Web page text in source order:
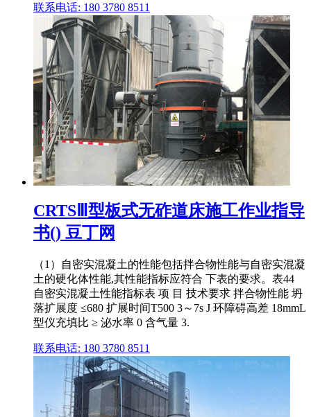
联系电话: 180 3780 8511
CRTSⅢ型板式无砟道床施工作业指导
书() 豆丁网
（1）自密实混凝土的性能包括拌合物性能与自密实混凝
土的硬化体性能,其性能指标应符合 下表的要求。表44
自密实混凝土性能指标表 项 目 技术要求 拌合物性能 坍
落扩展度 ≤680 扩展时间T500 3～7s J 环障碍高差 18mmL
型仪充填比 ≥ 泌水率 0 含气量 3.
联系电话: 180 3780 8511